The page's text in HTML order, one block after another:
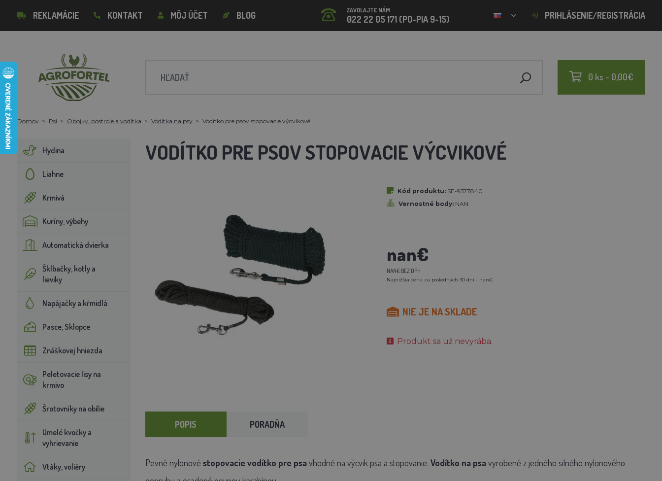
REKLAMÁCIE KONTAKT MÔJ ÚČET BLOG ZAVOLAJTE NÁM
022 22 05 171 (PO-PIA 9-15) PRIHLÁSENIE/REGISTRÁCIA
0 ks - 0,00€
Domov Psi Obojky, postroje a vodítka Vodítka na psy Vodítko pre psov stopovacie výcvikové
Hydina
Liahne
Krmivá
Kuríny, výbehy
Automatická dvierka
Šklbačky, kotly a
lieviky
Napájačky a kŕmidlá
Pasce, Sklopce
Znáškovej hniezda
Peletovacie lisy na
krmivo
Šrotovníky na obilie
Umelé kvočky a
vyhrievanie
Vtáky, voliéry
VODÍTKO PRE PSOV STOPOVACIE VÝCVIKOVÉ
Kód produktu: SE-9577840
Vernostné body: NAN
nan€
NAN€ BEZ DPH
Najnižšia cena za posledných 30 dní - nan€
NIE JE NA SKLADE
Produkt sa už nevyrába.
POPIS PORADŇA
Pevné nylonové stopovacie vodítko pre psavhodné na výcvik psa a stopovanie. Vodítko na psavyrobené z jedného silného nylonového